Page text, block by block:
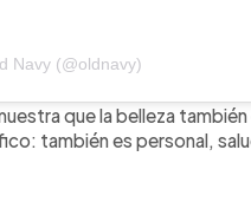
Navy (@oldnavy)
que la belleza
también es personal,